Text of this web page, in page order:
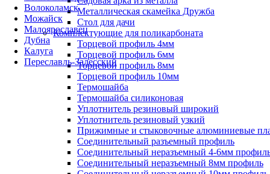
Волоколамск
Можайск
Малоярославец
Дубна
Калуга
Переславль-Залесский
Металлическая скамейка Дружба
Стол для дачи
Комплектующие для поликарбоната
Торцевой профиль 4мм
Торцевой профиль 6мм
Торцевой профиль 8мм
Торцевой профиль 10мм
Термошайба
Термошайба силиконовая
Уплотнитель резиновый широкий
Уплотнитель резиновый узкий
Прижимные и стыковочные алюминиевые
Соединительный разъемный профиль
Соединительный неразъемный 4-6мм
Соединительный неразъемный 8мм профиль